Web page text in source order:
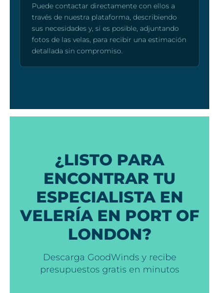
Puede contactar directamente con ellos a
través de nuestra plataforma, describiendo
sus necesidades y, si es posible, adjuntando
fotos de las velas, para recibir una estimación
detallada sin compromiso.
¿LISTO PARA
ENCONTRAR TU
ESPECIALISTA EN
VELERÍA EN PORT OF
LONDON?
Descarga GoodWinds y recibe
presupuestos gratis en minutos